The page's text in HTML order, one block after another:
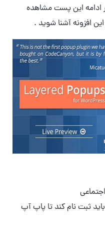
در ادامه این پست مشاهده
افزونه آشنا شوید .
ثبت نام کند تا پاپ آپ